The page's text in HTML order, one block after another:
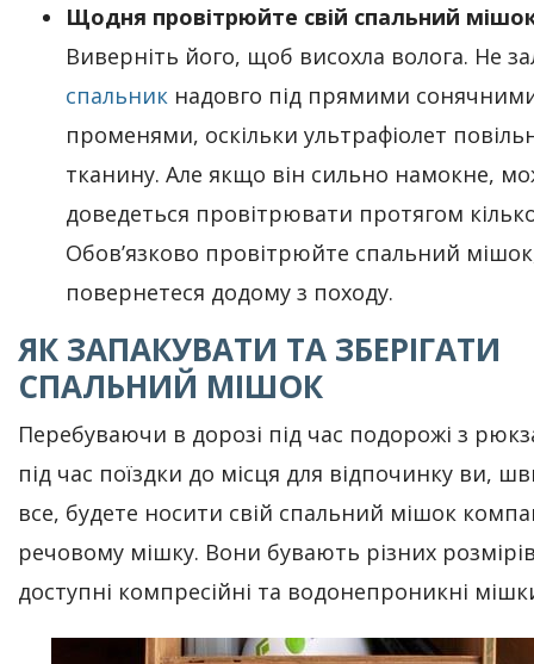
Щодня провітрюйте свій спальний
Виверніть його, щоб висохла волога. Не
спальник надовго під прямими
променями, оскільки ультрафіолет
тканину. Але якщо він сильно намокне,
доведеться провітрювати протягом
Обов’язково провітрюйте спальний
повернетеся додому з походу.
ЯК ЗАПАКУВАТИ ТА ЗБЕРІГАТИ
СПАЛЬНИЙ МІШОК
Перебуваючи в дорозі під час подорожі з
під час поїздки до місця для відпочинку ви,
все, будете носити свій спальний мішок
речовому мішку. Вони бувають різних
доступні компресійні та водонепроникні